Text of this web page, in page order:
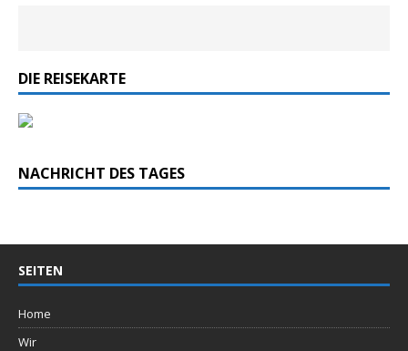
DIE REISEKARTE
NACHRICHT DES TAGES
SEITEN
Home
Wir